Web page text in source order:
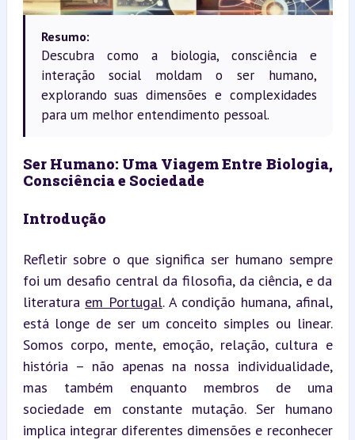
Resumo:
Descubra como a biologia, consciência e
interação social moldam o ser humano,
explorando suas dimensões e complexidades
para um melhor entendimento pessoal.
Ser Humano: Uma Viagem Entre Biologia,
Consciência e Sociedade
Introdução
Refletir sobre o que significa ser humano sempre
foi um desafio central da filosofia, da ciência, e da
literatura em Portugal. A condição humana, afinal,
está longe de ser um conceito simples ou linear.
Somos corpo, mente, emoção, relação, cultura e
história – não apenas na nossa individualidade,
mas também enquanto membros de uma
sociedade em constante mutação. Ser humano
implica integrar diferentes dimensões e reconhecer